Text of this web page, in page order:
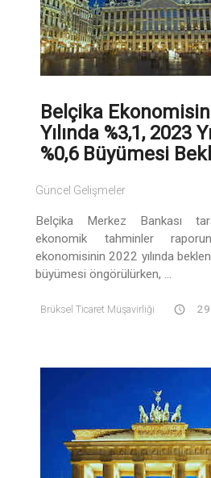
Belçika
Yılında %3,1, 2023
%0,6 Büyümesi
Güncel Gelişmeler
Belçika Merkez Bankası
ekonomik tahminler
ekonomisinin 2022 yılında
büyümesi öngörülürken, ...
Brüksel Ticaret Müşavirliği